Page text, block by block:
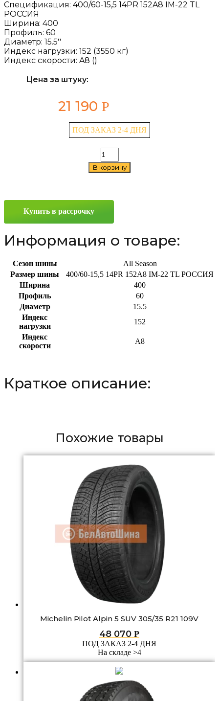
Спецификация: 400/60-15,5 14PR 152A8 IM-22 TL
РОССИЯ
Ширина: 400
Профиль: 60
Диаметр: 15.5''
Индекс нагрузки: 152 (3550 кг)
Индекс скорости: A8 ()
Цена за штуку:
21 190 Р
ПОД ЗАКАЗ 2-4 ДНЯ
Количество
товара
NorTec
152A8
В корзину
Купить в рассрочку
Информация о товаре:
Сезон шины
All Season
Размер шины
400/60-15,5 14PR 152A8 IM-22 TL РОССИЯ
Ширина
400
Профиль
60
Диаметр
15.5
Индекс
нагрузки
152
Индекс
скорости
A8
Краткое описание:
Похожие товары
Michelin Pilot Alpin 5 SUV 305/35 R21 109V
48 070 Р
ПОД ЗАКАЗ 2-4 ДНЯ
На складе >4